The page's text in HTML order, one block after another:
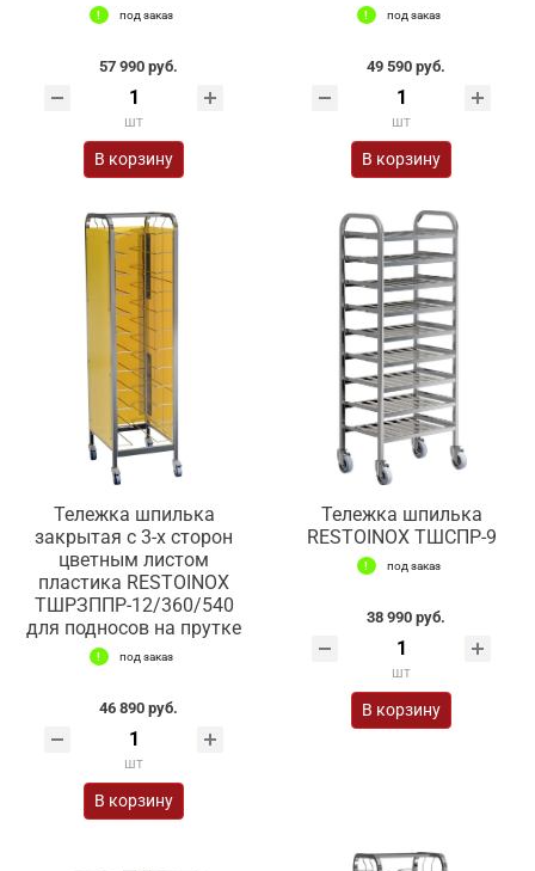
под заказ
57 990 руб.
шт
В корзину
под заказ
49 590 руб.
шт
В корзину
Тележка шпилька
закрытая с 3-х сторон
цветным листом
пластика RESTOINOX
ТШРЗППР-12/360/540
для подносов на прутке
под заказ
46 890 руб.
шт
В корзину
Тележка шпилька
RESTOINOX ТШСПР-9
под заказ
38 990 руб.
шт
В корзину